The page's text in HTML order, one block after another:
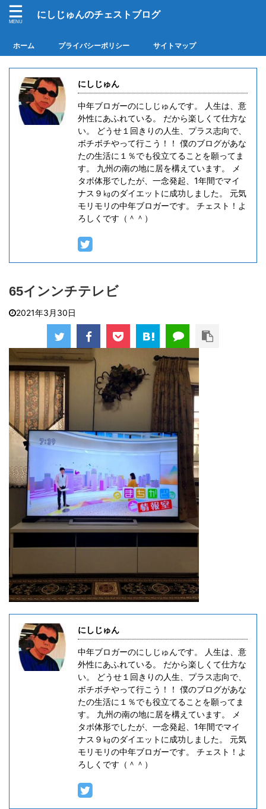
にしじゅんのチェストブログ
ホーム プライバシーポリシー サイトマップ
にしじゅん
中年ブロガーのにしじゅんです。 人生は、意
外性にあふれている。 だから楽しくて仕方な
い。 どうせ１回きりの人生、プラス志向で、
ボチボチやって行こう！！ 僕のブログがあな
たの生活に１％でも役立てることを願ってま
す。 九州の南の地に居を構えています。 メ
タボ体形でしたが、一念発起、1年間でマイ
ナス９㎏のダイエットに成功しました。 元気
モリモリの中年ブロガーです。 チェスト！よ
ろしくです（＾＾）
65インンチテレビ
2021年3月30日
にしじゅん
中年ブロガーのにしじゅんです。 人生は、意
外性にあふれている。 だから楽しくて仕方な
い。 どうせ１回きりの人生、プラス志向で、
ボチボチやって行こう！！ 僕のブログがあな
たの生活に１％でも役立てることを願ってま
す。 九州の南の地に居を構えています。 メ
タボ体形でしたが、一念発起、1年間でマイ
ナス９㎏のダイエットに成功しました。 元気
モリモリの中年ブロガーです。 チェスト！よ
ろしくです（＾＾）